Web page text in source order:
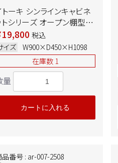
トーキ シンラインキャビネ
トシリーズ オープン棚型
109LS-W9
ホワ
ト 2020年製 中古 ➉
19,800 税込
イズ
W900×D450×H1098
在庫数 1
量
カートに入れる
品番号 : ar-007-2508